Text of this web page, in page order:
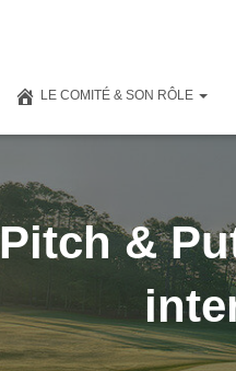
LE COMITÉ & SON RÔLE
Pitch &